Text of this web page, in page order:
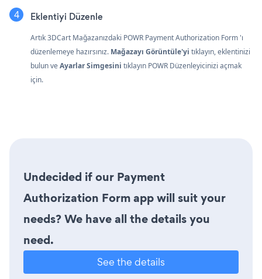
Eklentiyi Düzenle
Artık 3DCart Mağazanızdaki POWR Payment Authorization Form 'ı
düzenlemeye hazırsınız. Mağazayı Görüntüle'yi tıklayın, eklentinizi
bulun veAyarlar Simgesini tıklayın POWR Düzenleyicinizi açmak
için.
Undecided if our Payment
Authorization Form app will suit your
needs? We have all the details you
need.
See the details